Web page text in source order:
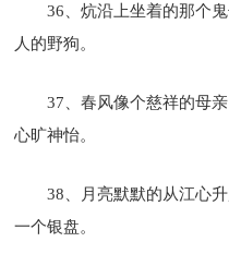
36、炕沿上坐着的那个
人的野狗。
37、春风像个慈祥的母
心旷神怡。
38、月亮默默的从江心
一个银盘。